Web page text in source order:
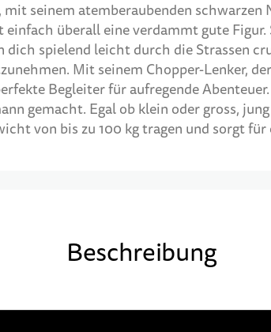
seinem atemberaubenden schwarzen
überall eine verdammt gute Figur.
spielend leicht durch die Strassen
Mit seinem Chopper-Lenker,
Begleiter für aufregende
gemacht. Egal ob klein oder gross,
von bis zu 100 kg tragen und sorgt
Beschreibung